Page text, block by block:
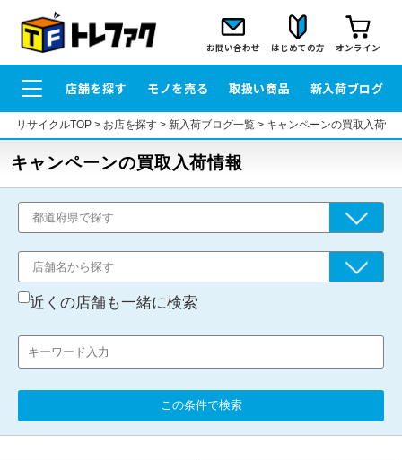
お問い合わせ はじめての方 オンライン
店舗を探す モノを売る 取扱い商品 新入荷ブログ
リサイクルTOP> お店を探す> 新入荷ブログ一覧> キャンペーンの買取入荷情
キャンペーンの買取入荷情報
近くの店舗も一緒に検索
この条件で検索